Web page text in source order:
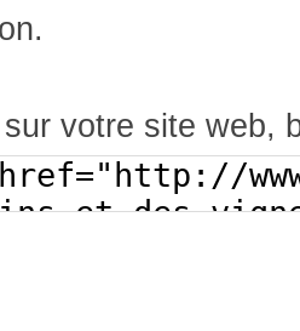
votre site web,